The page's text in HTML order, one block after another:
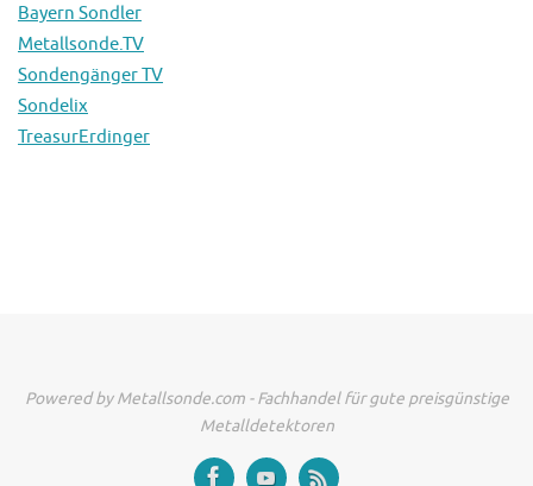
Bayern Sondler
Metallsonde.TV
Sondengänger TV
Sondelix
TreasurErdinger
Powered by Metallsonde.com - Fachhandel für gute preisgünstige
Metalldetektoren